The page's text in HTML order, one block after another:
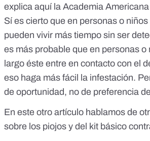
explica aquíla Academia
Sí es cierto que en personas o
pueden vivir más tiempo sin ser
es más probable que en personas o
largo éste entre en contacto con el
eso haga más fácil la infestación.
de oportunidad, no de preferencia
En este otro artículo hablamos de
sobre los piojos y del kit básico